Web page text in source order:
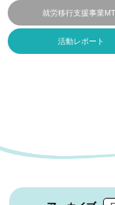
就労移行支援事業
活動レポート